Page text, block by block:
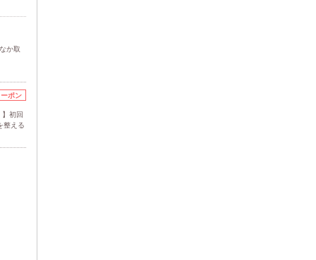
か取
ポン
初回
整える